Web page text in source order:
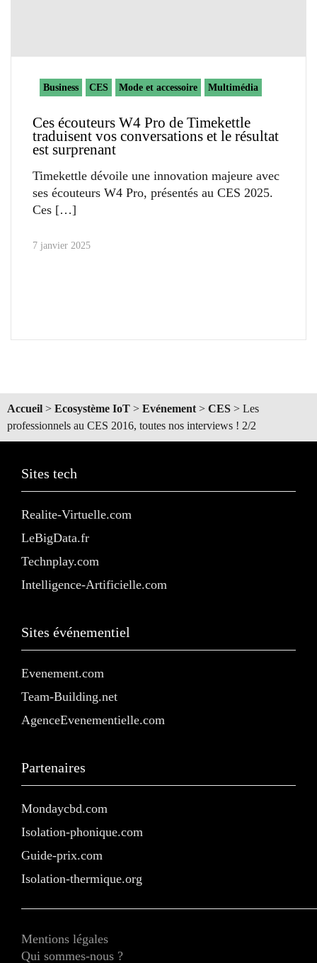
Business CES Mode et accessoire Multimédia
Ces écouteurs W4 Pro de Timekettle
traduisent vos conversations et le résultat
est surprenant
Timekettle dévoile une innovation majeure avec
ses écouteurs W4 Pro, présentés au CES 2025.
Ces
7 janvier 2025
Accueil > Ecosystème IoT > Evénement > CES > Les
professionnels au CES 2016, toutes nos interviews ! 2/2
Sites tech
Realite-Virtuelle.com
LeBigData.fr
Technplay.com
Intelligence-Artificielle.com
Sites événementiel
Evenement.com
Team-Building.net
AgenceEvenementielle.com
Partenaires
Mondaycbd.com
Isolation-phonique.com
Guide-prix.com
Isolation-thermique.org
Mentions légales
Qui sommes-nous ?